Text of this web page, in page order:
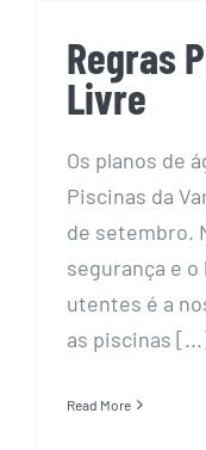
Regras
Livre
Os planos de
Piscinas da
de setembro.
segurança e
utentes é a
as piscinas
Read More